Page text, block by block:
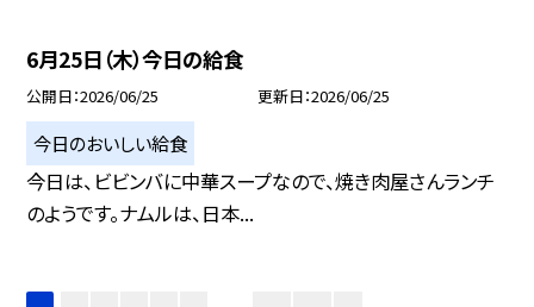
6月25日（木）今日の給食
公開日 2026/06/25 更新日 2026/06/25
今日のおいしい給食
今日は、ビビンバに中華スープなので、焼き肉屋さんランチ
のようです。ナムルは、日本...